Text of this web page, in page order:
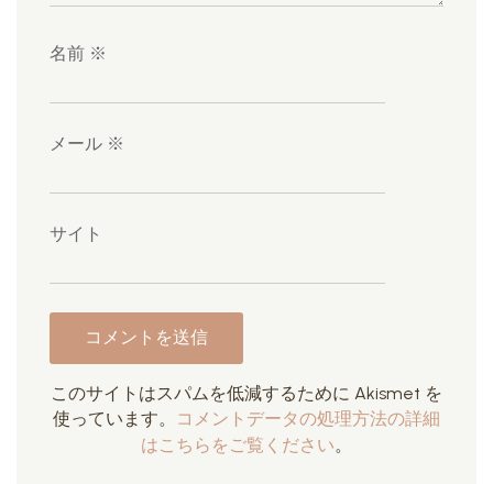
名前 ※
メール ※
サイト
このサイトはスパムを低減するために Akismet を
使っています。
コメントデータの処理方法の詳細
はこちらをご覧ください。